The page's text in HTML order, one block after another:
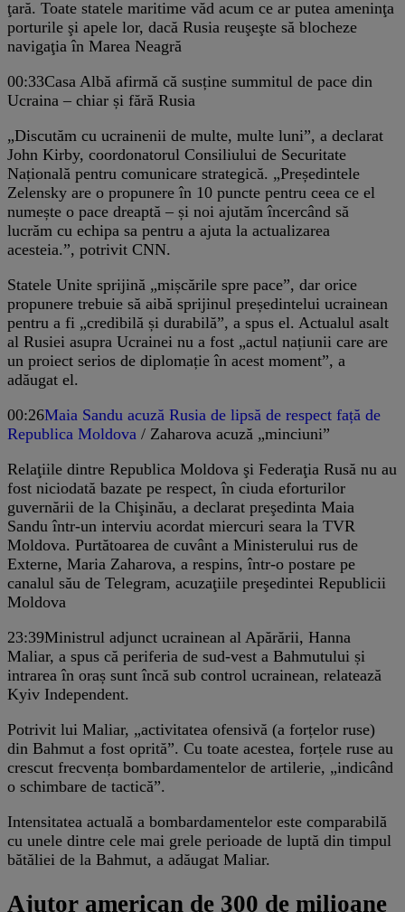
ţară. Toate statele maritime văd acum ce ar putea ameninţa
porturile şi apele lor, dacă Rusia reuşeşte să blocheze
navigaţia în Marea Neagră
00:33Casa Albă afirmă că susține summitul de pace din
Ucraina – chiar și fără Rusia
„Discutăm cu ucrainenii de multe, multe luni”, a declarat
John Kirby, coordonatorul Consiliului de Securitate
Națională pentru comunicare strategică. „Președintele
Zelensky are o propunere în 10 puncte pentru ceea ce el
numește o pace dreaptă – și noi ajutăm încercând să
lucrăm cu echipa sa pentru a ajuta la actualizarea
acesteia.”, potrivit CNN.
Statele Unite sprijină „mișcările spre pace”, dar orice
propunere trebuie să aibă sprijinul președintelui ucrainean
pentru a fi „credibilă și durabilă”, a spus el. Actualul asalt
al Rusiei asupra Ucrainei nu a fost „actul națiunii care are
un proiect serios de diplomație în acest moment”, a
adăugat el.
00:26Maia Sandu acuză Rusia de lipsă de respect față de
Republica Moldova / Zaharova acuză „minciuni”
Relaţiile dintre Republica Moldova şi Federaţia Rusă nu au
fost niciodată bazate pe respect, în ciuda eforturilor
guvernării de la Chişinău, a declarat preşedinta Maia
Sandu într-un interviu acordat miercuri seara la TVR
Moldova. Purtătoarea de cuvânt a Ministerului rus de
Externe, Maria Zaharova, a respins, într-o postare pe
canalul său de Telegram, acuzaţiile preşedintei Republicii
Moldova
23:39Ministrul adjunct ucrainean al Apărării, Hanna
Maliar, a spus că periferia de sud-vest a Bahmutului și
intrarea în oraș sunt încă sub control ucrainean, relatează
Kyiv Independent.
Potrivit lui Maliar, „activitatea ofensivă (a forțelor ruse)
din Bahmut a fost oprită”. Cu toate acestea, forțele ruse au
crescut frecvența bombardamentelor de artilerie, „indicând
o schimbare de tactică”.
Intensitatea actuală a bombardamentelor este comparabilă
cu unele dintre cele mai grele perioade de luptă din timpul
bătăliei de la Bahmut, a adăugat Maliar.
Ajutor american de 300 de milioane